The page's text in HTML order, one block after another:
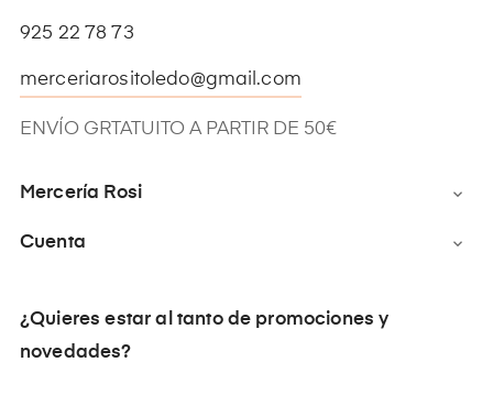
925 22 78 73
merceriarositoledo@gmail.com
ENVÍO GRTATUITO A PARTIR DE 50€
Mercería Rosi 
Cuenta 
¿Quieres estar al tanto de promociones y
novedades?